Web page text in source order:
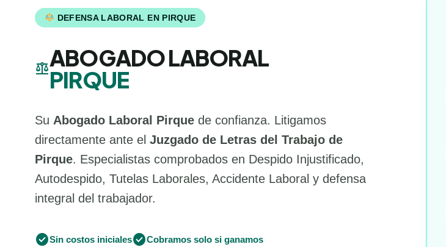
DEFENSA LABORAL EN PIRQUE
balanceABOGADO LABORAL
PIRQUE
Su Abogado Laboral Pirque de confianza. Litigamos
directamente ante elJuzgado de Letras del Trabajo de
Pirque. Especialistas comprobados en Despido Injustificado,
Autodespido, Tutelas Laborales, Accidente Laboral y defensa
integral del trabajador.
check_circleSin costos inicialescheck_circleCobramos solo si ganamos